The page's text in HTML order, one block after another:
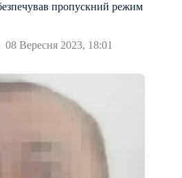
пропускний режим
08 Вересня 2023, 18:01